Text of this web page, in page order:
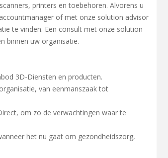
printers en toebehoren. Alvorens u
of met onze solution advisor
te vinden. Een consult met onze solution
binnen uw organisatie.
3D-Diensten en producten.
van eenmanszaak tot
om zo de verwachtingen waar te
het nu gaat om gezondheidszorg,